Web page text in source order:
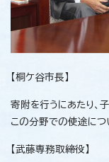
【桐ケ谷市長】
寄附を行うにあたり、
この分野での使途につ
【武藤専務取締役】